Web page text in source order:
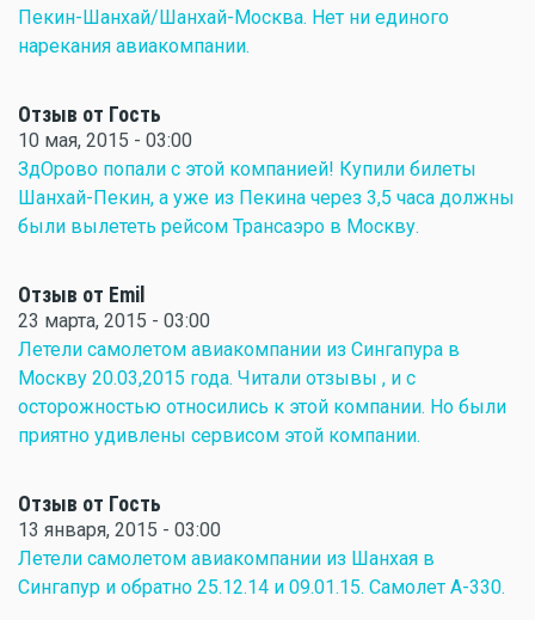
Пекин-Шанхай/Шанхай-Москва. Нет ни единого
нарекания авиакомпании.
Отзыв от Гость
10 мая, 2015 - 03:00
ЗдОрово попали с этой компанией! Купили билеты
Шанхай-Пекин, а уже из Пекина через 3,5 часа должны
были вылететь рейсом Трансаэро в Москву.
Отзыв от Emil
23 марта, 2015 - 03:00
Летели самолетом авиакомпании из Сингапура в
Москву 20.03,2015 года. Читали отзывы , и с
осторожностью относились к этой компании. Но были
приятно удивлены сервисом этой компании.
Отзыв от Гость
13 января, 2015 - 03:00
Летели самолетом авиакомпании из Шанхая в
Сингапур и обратно 25.12.14 и 09.01.15. Самолет А-330.